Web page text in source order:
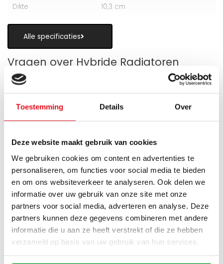
Toestemming Details Over
Deze website maakt gebruik van cookies
We gebruiken cookies om content en advertenties te
personaliseren, om functies voor social media te bieden
en om ons websiteverkeer te analyseren. Ook delen we
informatie over uw gebruik van onze site met onze
partners voor social media, adverteren en analyse. Deze
partners kunnen deze gegevens combineren met andere
informatie die u aan ze heeft verstrekt of die ze hebben
verzameld op basis van uw gebruik van hun services.
Dikte 10,3 cm
Alle specificaties
Vragen over Hybride Radiatoren
als alternatief voor vloerverwarming?
Wanneer zijn de warmteboosters het
meest nuttig?
Wat is technisch gezien een hybride
paneelradiator?
Hoe verschilt de warmteafgifte van een
hybride paneelradiator ten opzichte van
een standaard paneelradiator?